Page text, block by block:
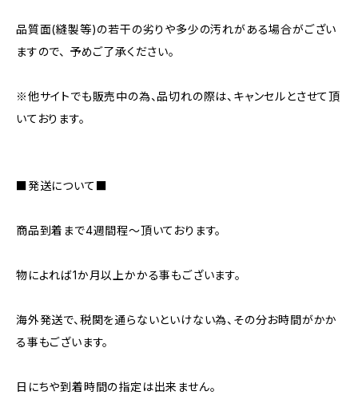
品質面(縫製等)の若干の劣りや多少の汚れがある場合がござい
ますので、 予めご了承ください。
※他サイトでも販売中の為、品切れの際は、キャンセルとさせて頂
いております。
■発送について■
商品到着まで4週間程～頂いております。
物によれば1か月以上かかる事もございます。
海外発送で、税関を通らないといけない為、その分お時間がかか
る事もございます。
日にちや到着時間の指定は出来ません。